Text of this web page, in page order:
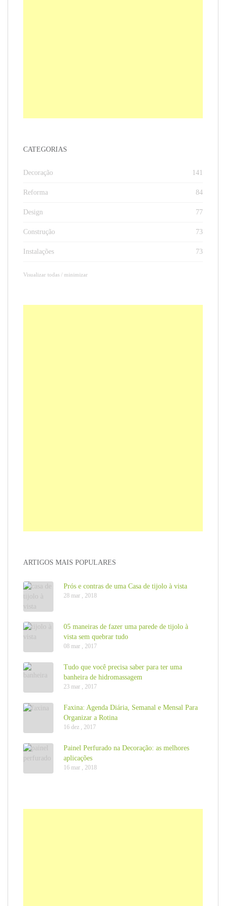
CATEGORIAS
Decoração 141
Reforma 84
Design 77
Construção 73
Instalações 73
Visualizar todas / minimizar
ARTIGOS MAIS POPULARES
Prós e contras de uma Casa de tijolo à vista
28 mar , 2018
05 maneiras de fazer uma parede de tijolo à
vista sem quebrar tudo
08 mar , 2017
Tudo que você precisa saber para ter uma
banheira de hidromassagem
23 mar , 2017
Faxina: Agenda Diária, Semanal e Mensal Para
Organizar a Rotina
16 dez , 2017
Painel Perfurado na Decoração: as melhores
aplicações
16 mar , 2018